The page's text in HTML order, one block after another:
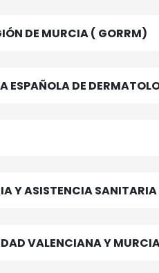
DE MURCIA ( GORRM)
DE
Y ASISTENCIA
VALENCIANA Y